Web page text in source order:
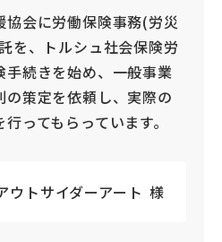
会に労働保険事務(労災
を、トルシュ社会保険労
続きを始め、一般事業
策定を依頼し、実際の
ってもらっています。
ウトサイダーアート 様